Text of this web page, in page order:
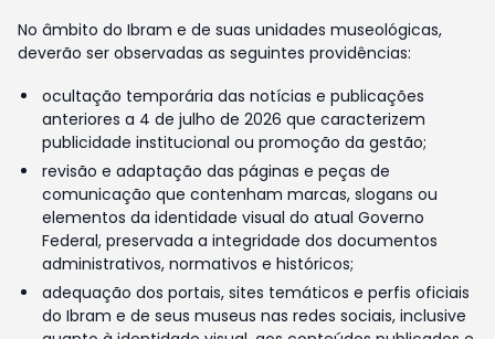
No âmbito do Ibram e de suas unidades museológicas,
deverão ser observadas as seguintes providências:
ocultação temporária das notícias e publicações
anteriores a 4 de julho de 2026 que caracterizem
publicidade institucional ou promoção da gestão;
revisão e adaptação das páginas e peças de
comunicação que contenham marcas, slogans ou
elementos da identidade visual do atual Governo
Federal, preservada a integridade dos documentos
administrativos, normativos e históricos;
adequação dos portais, sites temáticos e perfis oficiais
do Ibram e de seus museus nas redes sociais, inclusive